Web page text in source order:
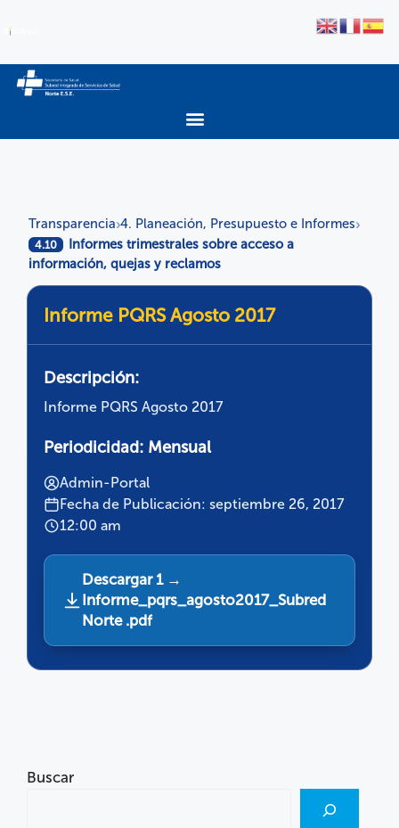
Transparencia›4. Planeación, Presupuesto e Informes›
4.10
Informes trimestrales sobre acceso a
información, quejas y reclamos
Informe PQRS Agosto 2017
Descripción:
Informe PQRS Agosto 2017
Periodicidad: Mensual
Admin-Portal
Fecha de Publicación: septiembre 26, 2017
12:00 am
Descargar 1 →
Informe_pqrs_agosto2017_Subred
Norte .pdf
Buscar